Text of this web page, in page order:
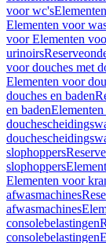
voor wc's
Elementen voor
voor Elementen
urinoirs
voor douches met
Elementen voor
douches en baden
en baden
slophoppers
slophoppers
Elementen voor
afwasmachines
afwasmachines
consolebelastingen
consolebelastingen